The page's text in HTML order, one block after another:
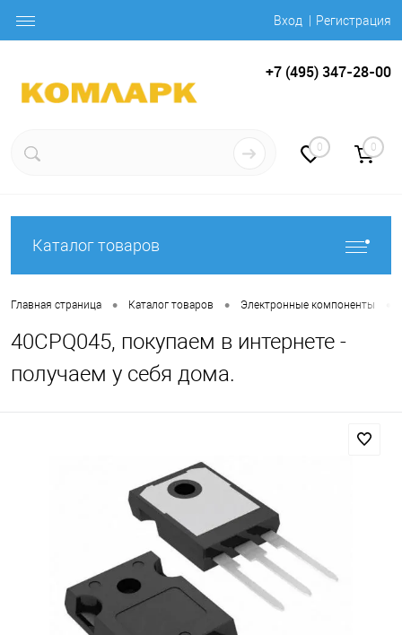
Вход Регистрация
+7 (495) 347-28-00
0 0
Каталог товаров
Главная страница • Каталог товаров • Электронные компоненты
40CPQ045, покупаем в интернете -
получаем у себя дома.